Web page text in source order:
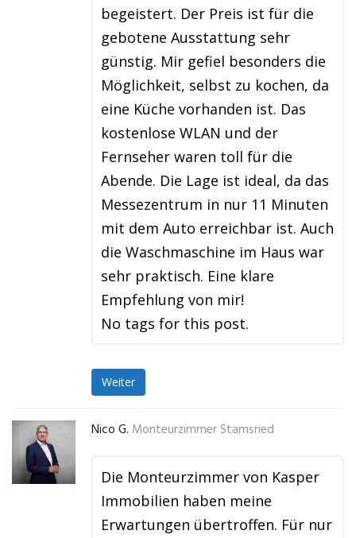
begeistert. Der Preis ist für die
gebotene Ausstattung sehr
günstig. Mir gefiel besonders die
Möglichkeit, selbst zu kochen, da
eine Küche vorhanden ist. Das
kostenlose WLAN und der
Fernseher waren toll für die
Abende. Die Lage ist ideal, da das
Messezentrum in nur 11 Minuten
mit dem Auto erreichbar ist. Auch
die Waschmaschine im Haus war
sehr praktisch. Eine klare
Empfehlung von mir!
No tags for this post.
Weiter
Nico G. Monteurzimmer Stamsried
Die Monteurzimmer von Kasper
Immobilien haben meine
Erwartungen übertroffen. Für nur